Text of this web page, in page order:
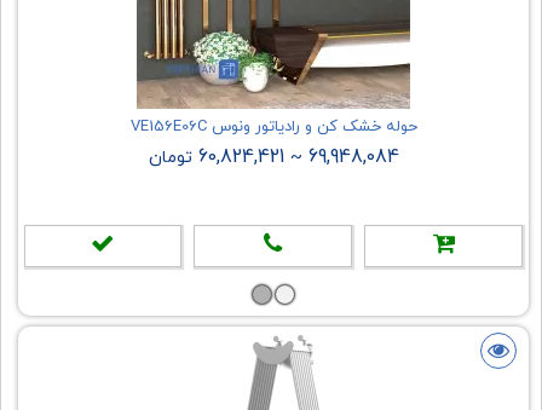
حوله خشک کن و رادیاتور ونوس VE156E06C
69,948,084
~
60,824,421 تومان